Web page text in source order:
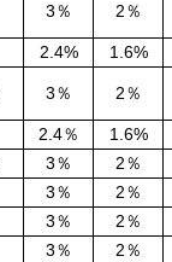
3％ 2％
2.4% 1.6%
3％ 2％
2.4％ 1.6%
3％ 2％
3％ 2％
3％ 2％
3％ 2％